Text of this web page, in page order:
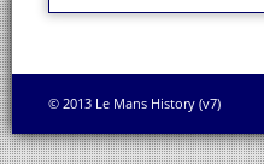
© 2013 Le Mans History (v7)